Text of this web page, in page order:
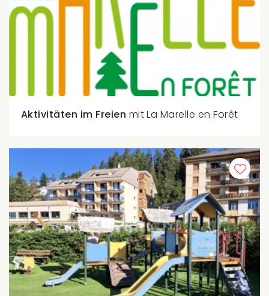
Aktivitäten im Freien mit La Marelle en Forêt